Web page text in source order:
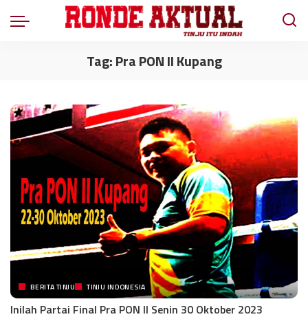
Tag:Pra PON II Kupang
BERITA TINJU TINJU INDONESIA
Inilah Partai Final Pra PON II Senin 30 Oktober 2023